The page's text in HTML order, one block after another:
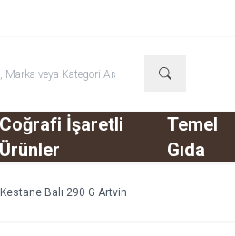
Coğrafi İşaretli
Ürünler
Temel
Gıda
Kestane Balı 290 G Artvin